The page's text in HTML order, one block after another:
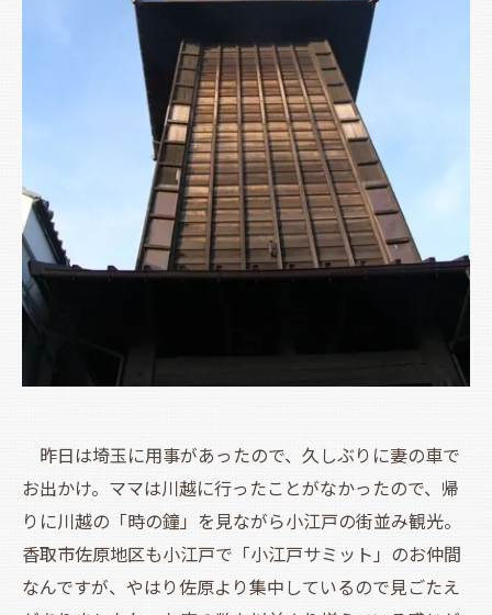
昨日は埼玉に用事があったので、久しぶりに妻の車で
お出かけ。ママは川越に行ったことがなかったので、帰
りに川越の「時の鐘」を見ながら小江戸の街並み観光。
香取市佐原地区も小江戸で「小江戸サミット」のお仲間
なんですが、やはり佐原より集中しているので見ごたえ